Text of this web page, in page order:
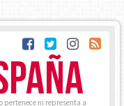
pertenece ni representa a